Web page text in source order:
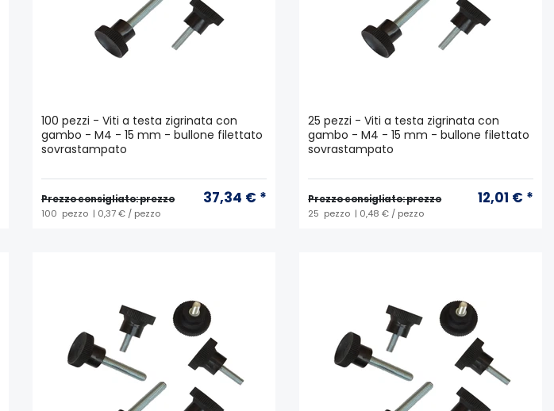
100 pezzi - Viti a testa zigrinata con
gambo - M4 - 15 mm - bullone filettato
sovrastampato
Prezzo consigliato: prezzo 37,34 € *
100 pezzo | 0,37 € / pezzo
25 pezzi - Viti a testa zigrinata con
gambo - M4 - 15 mm - bullone filettato
sovrastampato
Prezzo consigliato: prezzo 12,01 € *
25 pezzo | 0,48 € / pezzo